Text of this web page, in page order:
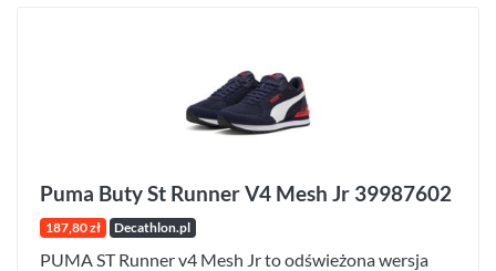
Puma Buty St Runner V4 Mesh Jr 39987602
187,80 zł Decathlon.pl
PUMA ST Runner v4 Mesh Jr to odświeżona wersja